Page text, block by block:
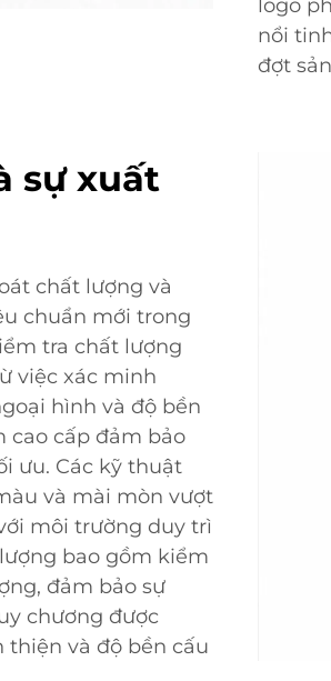
logo
nổi
đợt
sự xuất
chất lượng và
chuẩn mới trong
tra chất lượng
việc xác minh
hình và độ bền
cao cấp đảm bảo
ưu. Các kỹ thuật
và mài mòn vượt
môi trường duy trì
bao gồm kiểm
đảm bảo sự
chương được
và độ bền cấu